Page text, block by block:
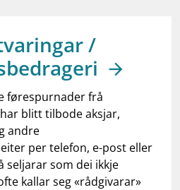
/
førespurnader frå
blitt tilbode aksjar,
andre
per telefon, e-post eller
seljarar som dei ikkje
kallar seg «rådgivarar»